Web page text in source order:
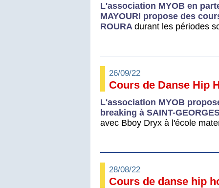
L'association MYOB en
MAYOURI propose des
ROURA durant les périodes
26/09/22
Cours de Danse Hip
L'association MYOB
breaking à SAINT-
avec Bboy Dryx à l'école
28/08/22
Cours de danse hip